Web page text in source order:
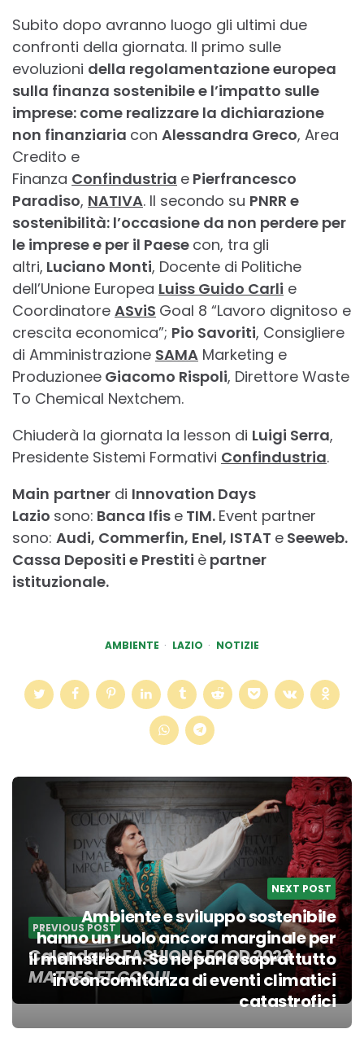
Subito dopo avranno luogo gli ultimi due
confronti della giornata. Il primo sulle
evoluzioni della regolamentazione europea
sulla finanza sostenibile e l’impatto sulle
imprese: come realizzare la dichiarazione
non finanziaria con Alessandra Greco, Area
Credito e
Finanza Confindustria e Pierfrancesco
Paradiso, NATIVA. Il secondo su PNRR e
sostenibilità: l’occasione da non perdere per
le imprese e per il Paese con, tra gli
altri, Luciano Monti, Docente di Politiche
dell’Unione Europea Luiss Guido Carli e
Coordinatore ASviS Goal 8 “Lavoro dignitoso e
crescita economica”; Pio Savoriti, Consigliere
di Amministrazione SAMA Marketing e
Produzionee Giacomo Rispoli, Direttore Waste
To Chemical Nextchem.
Chiuderà la giornata la lesson di Luigi Serra,
Presidente Sistemi Formativi Confindustria.
Main partner di Innovation Days
Lazio sono: Banca Ifis e TIM. Event partner
sono: Audi, Commerfin, Enel, ISTAT e Seeweb.
Cassa Depositi e Prestiti è partner
istituzionale.
AMBIENTE LAZIO NOTIZIE
Post
navigation
PREVIOUS POST
Calendario FASHION&FOOD 2023
MATRES ET COQUI
NEXT POST
Ambiente e sviluppo sostenibile
hanno un ruolo ancora marginale per
il mainstream. Se ne parla soprattutto
in concomitanza di eventi climatici
catastrofici